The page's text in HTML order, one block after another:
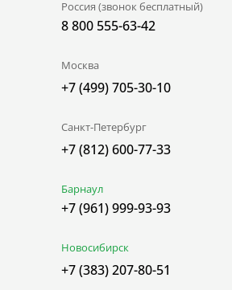
Россия (звонок бесплатный)
8 800 555-63-42
Москва
+7 (499) 705-30-10
Санкт-Петербург
+7 (812) 600-77-33
Барнаул
+7 (961) 999-93-93
Новосибирск
+7 (383) 207-80-51